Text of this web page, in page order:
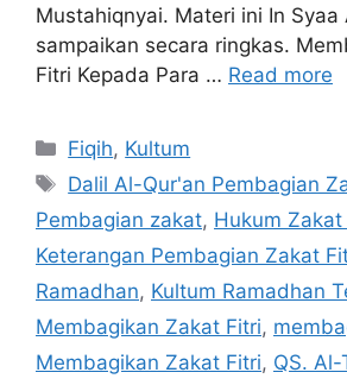
Mustahiqnyai. Materi ini In Syaa
sampaikan secara ringkas.
Fitri Kepada Para … Read more
Categories
Fiqih, Kultum
Tags
Dalil Al-Qur'an Pembagian
Pembagian zakat, Hukum Zakat
Keterangan Pembagian Zakat
Ramadhan, Kultum Ramadhan
Membagikan Zakat Fitri,
Membagikan Zakat Fitri, QS.